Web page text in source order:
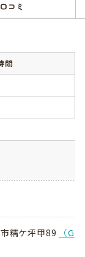
口コミ
間
糯ケ坪甲89
（G